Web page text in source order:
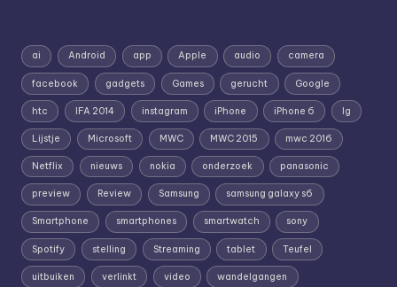
ai Android app Apple audio camera
facebook gadgets Games gerucht Google
htc IFA 2014 instagram iPhone iPhone 6 lg
Lijstje Microsoft MWC MWC 2015 mwc 2016
Netflix nieuws nokia onderzoek panasonic
preview Review Samsung samsung galaxy s6
Smartphone smartphones smartwatch sony
Spotify stelling Streaming tablet Teufel
uitbuiken verlinkt video wandelgangen